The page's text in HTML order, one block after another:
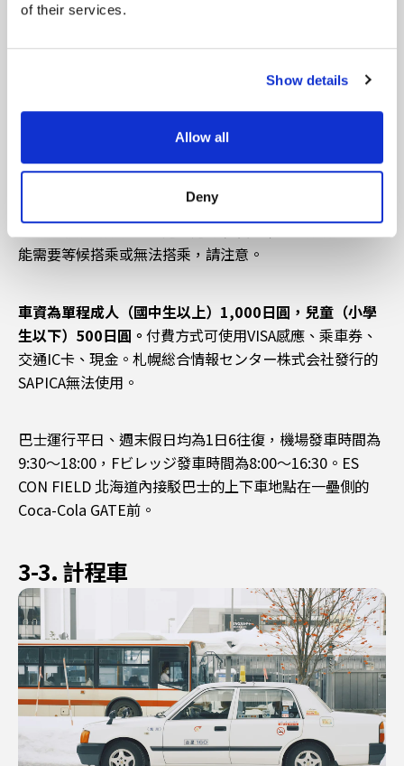
of their services.
Show details
Allow all
Deny
從機場內的巴士乘車處⑦和㉓發車，所需時間約55
與電車移動相比可以省去轉乘的麻煩，特別推薦給行李較
多或帶小孩的旅客。不過，運行班次和乘車人數有限。可
能需要等候搭乘或無法搭乘，請注意。
車資為單程成人（國中生以上）1,000日圓，兒童（小學
生以下）500日圓。 付費方式可使用VISA感應、乘車券、
交通IC卡、現金。札幌総合情報センター株式会社發行的
SAPICA無法使用。
巴士運行平日、週末假日均為1日6往復，機場發車時間為
9:30～18:00，Fビレッジ發車時間為8:00～16:30。ES
CON FIELD 北海道內接駁巴士的上下車地點在一壘側的
Coca-Cola GATE前。
3-3. 計程車